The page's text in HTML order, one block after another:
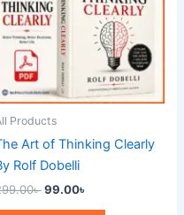
Products
Art of Thinking Clearly
Rolf Dobelli
৳99.00৳